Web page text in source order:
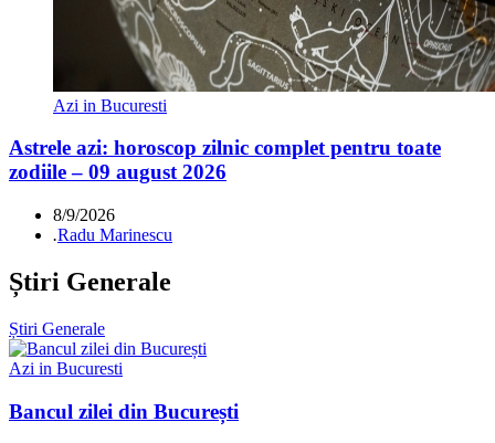
Azi in Bucuresti
Astrele azi: horoscop zilnic complet pentru toate
zodiile – 09 august 2026
8/9/2026
.Radu Marinescu
Știri Generale
Știri Generale
Azi in Bucuresti
Bancul zilei din București